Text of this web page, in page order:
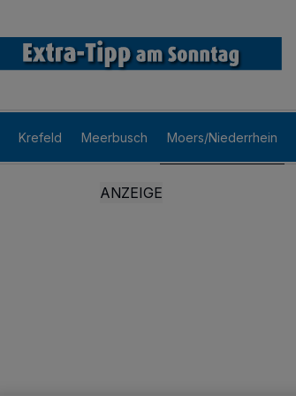
Krefeld Meerbusch Moers/Niederrhein